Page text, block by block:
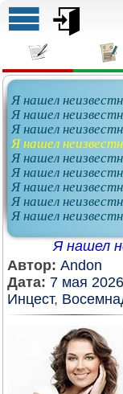
Я нашел
Я нашел
Я нашел
Я нашел
Я нашел
Я нашел
Я нашел
Я нашел
Я нашел
Я нашел
Автор: Andon
Дата: 7 мая 2026
Инцест,